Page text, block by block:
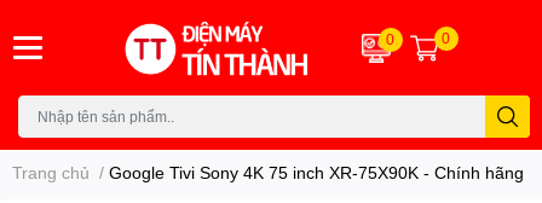
0 0
Trang chủ / Google Tivi Sony 4K 75 inch XR-75X90K - Chính hãng